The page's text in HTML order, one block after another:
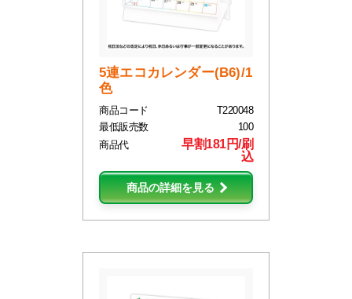
5連エコカレンダー(B6)/1
色
商品コード
T220048
最低販売数
100
商品代
早割181円/刷
込
商品の詳細を見る